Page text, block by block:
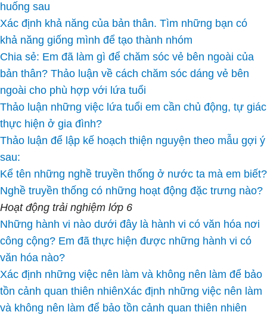
huống sau
Xác định khả năng của bản thân. Tìm những bạn có
khả năng giống mình để tạo thành nhóm
Chia sẻ: Em đã làm gì để chăm sóc vẻ bên ngoài của
bản thân? Thảo luận về cách chăm sóc dáng vẻ bên
ngoài cho phù hợp với lứa tuổi
Thảo luận những việc lứa tuổi em cần chủ động, tự giác
thực hiện ở gia đình?
Thảo luận để lập kế hoạch thiện nguyện theo mẫu gợi ý
sau:
Kể tên những nghề truyền thống ở nước ta mà em biết?
Nghề truyền thống có những hoạt động đặc trưng nào?
Hoạt động trải nghiệm lớp 6
Những hành vi nào dưới đây là hành vi có văn hóa nơi
công cộng? Em đã thực hiện được những hành vi có
văn hóa nào?
Xác định những việc nên làm và không nên làm để bảo
tồn cảnh quan thiên nhiênXác định những việc nên làm
và không nên làm để bảo tồn cảnh quan thiên nhiên